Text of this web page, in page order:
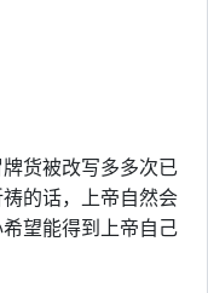
货被改写多多次已
的话，上帝自然会
望能得到上帝自己